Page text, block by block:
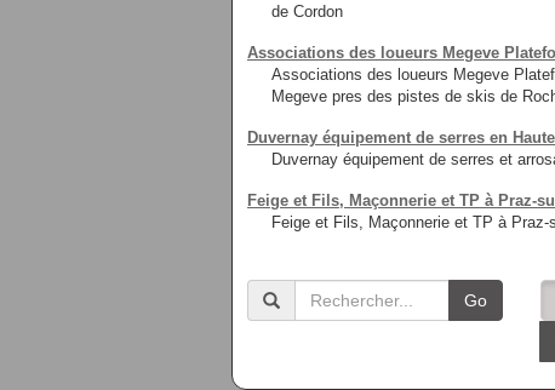
de Cordon
Associations des loueurs Megeve
Associations des loueurs Megeve
Megeve pres des pistes de skis de
Duvernay équipement de serres en
Duvernay équipement de serres et
Feige et Fils, Maçonnerie et TP à Praz-
Feige et Fils, Maçonnerie et TP à
Go